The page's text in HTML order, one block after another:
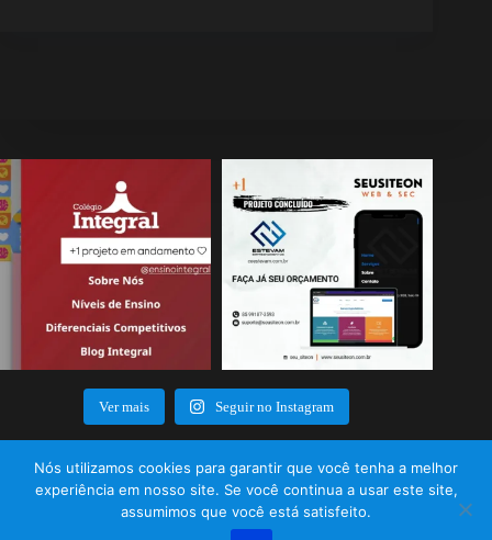
Ver mais Seguir no Instagram
CONTATOS
Celular: (85) 99187-3593
Nós utilizamos cookies para garantir que você tenha a melhor
experiência em nosso site. Se você continua a usar este site,
assumimos que você está satisfeito.